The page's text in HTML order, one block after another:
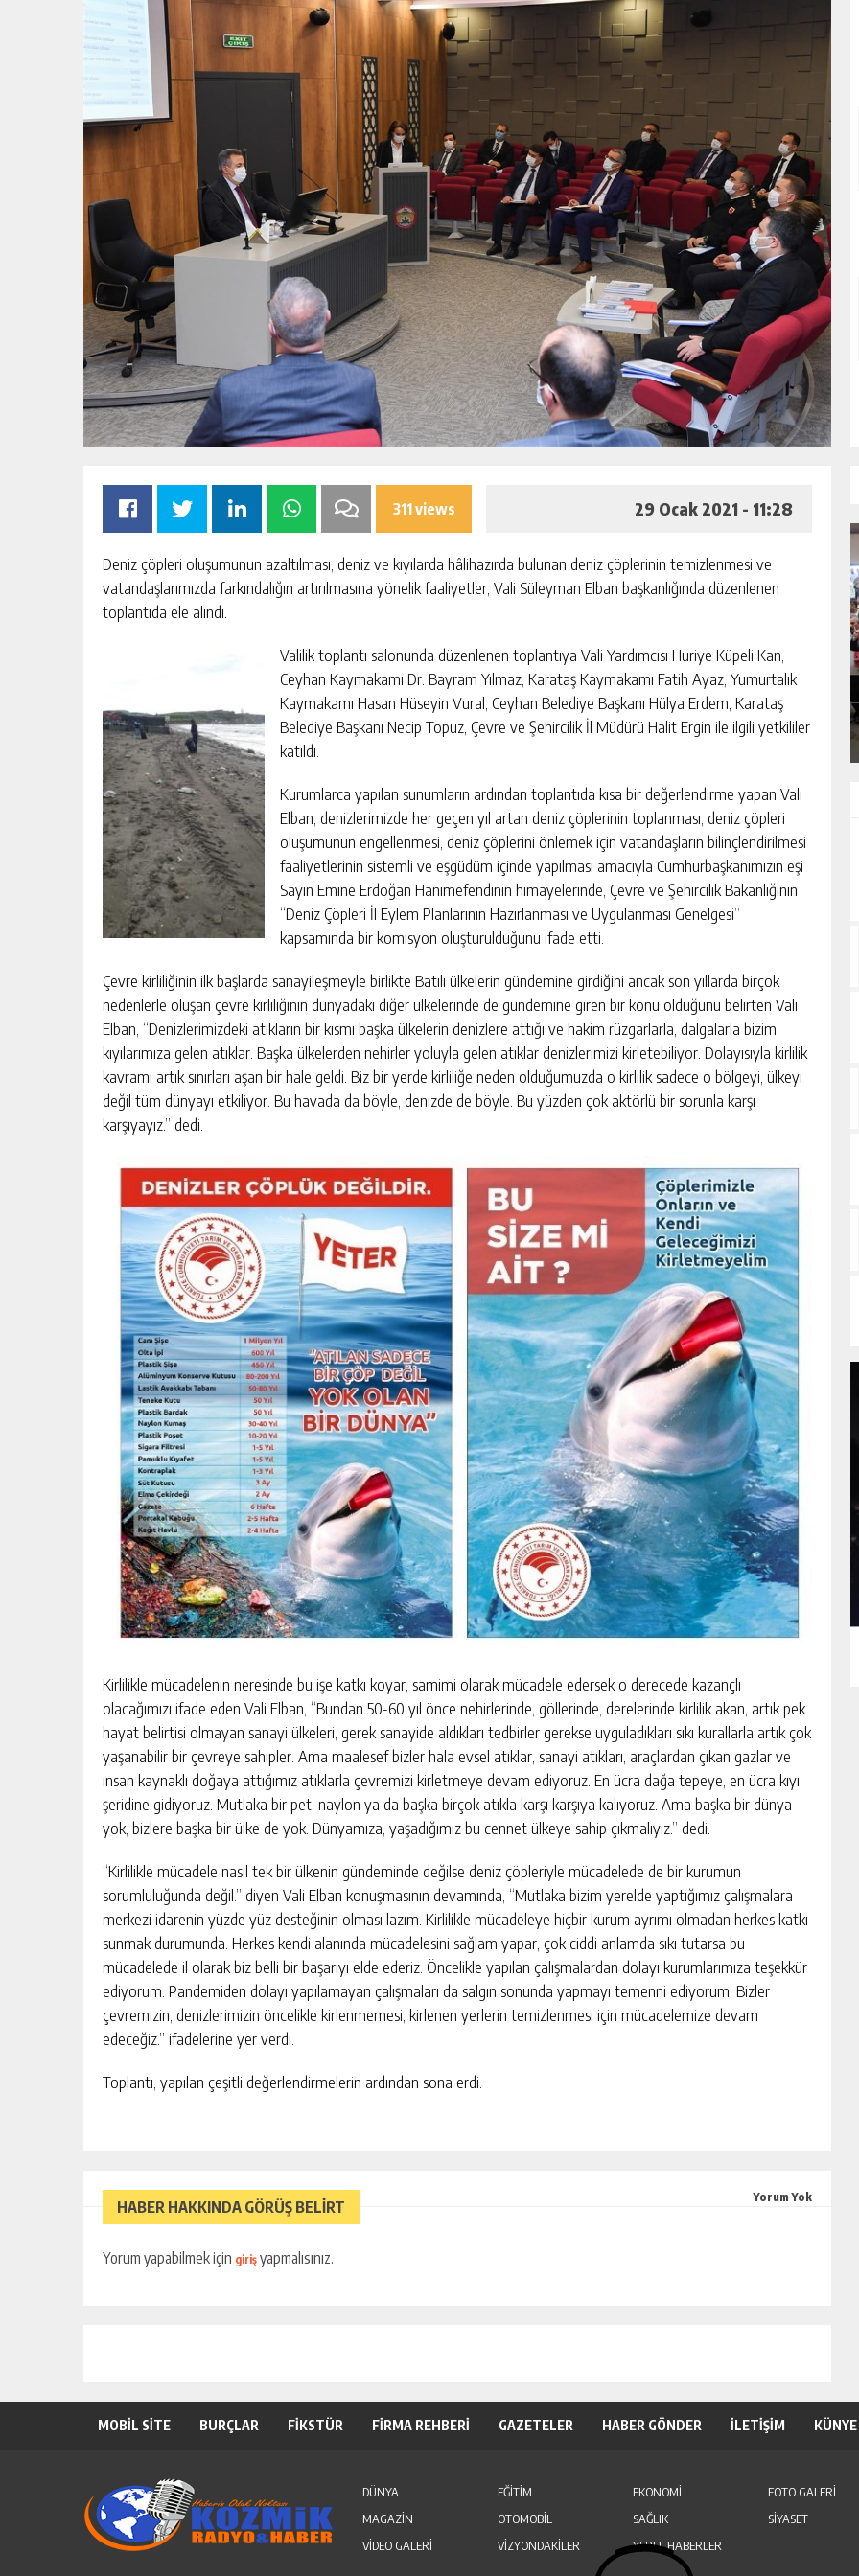
311 views 29 Ocak 2021 - 11:28
Deniz çöpleri oluşumunun azaltılması, deniz ve kıyılarda hâlihazırda bulunan deniz çöplerinin temizlenmesi ve
vatandaşlarımızda farkındalığın artırılmasına yönelik faaliyetler, Vali Süleyman Elban başkanlığında düzenlenen
toplantıda ele alındı.
Valilik toplantı salonunda düzenlenen toplantıya Vali Yardımcısı Huriye Küpeli Kan,
Ceyhan Kaymakamı Dr. Bayram Yılmaz, Karataş Kaymakamı Fatih Ayaz, Yumurtalık
Kaymakamı Hasan Hüseyin Vural, Ceyhan Belediye Başkanı Hülya Erdem, Karataş
Belediye Başkanı Necip Topuz, Çevre ve Şehircilik İl Müdürü Halit Ergin ile ilgili yetkililer
katıldı.
Kurumlarca yapılan sunumların ardından toplantıda kısa bir değerlendirme yapan Vali
Elban; denizlerimizde her geçen yıl artan deniz çöplerinin toplanması, deniz çöpleri
oluşumunun engellenmesi, deniz çöplerini önlemek için vatandaşların bilinçlendirilmesi
faaliyetlerinin sistemli ve eşgüdüm içinde yapılması amacıyla Cumhurbaşkanımızın eşi
Sayın Emine Erdoğan Hanımefendinin himayelerinde, Çevre ve Şehircilik Bakanlığının
“Deniz Çöpleri İl Eylem Planlarının Hazırlanması ve Uygulanması Genelgesi”
kapsamında bir komisyon oluşturulduğunu ifade etti.
Çevre kirliliğinin ilk başlarda sanayileşmeyle birlikte Batılı ülkelerin gündemine girdiğini ancak son yıllarda birçok
nedenlerle oluşan çevre kirliliğinin dünyadaki diğer ülkelerinde de gündemine giren bir konu olduğunu belirten Vali
Elban, “Denizlerimizdeki atıkların bir kısmı başka ülkelerin denizlere attığı ve hakim rüzgarlarla, dalgalarla bizim
kıyılarımıza gelen atıklar. Başka ülkelerden nehirler yoluyla gelen atıklar denizlerimizi kirletebiliyor. Dolayısıyla kirlilik
kavramı artık sınırları aşan bir hale geldi. Biz bir yerde kirliliğe neden olduğumuzda o kirlilik sadece o bölgeyi, ülkeyi
değil tüm dünyayı etkiliyor. Bu havada da böyle, denizde de böyle. Bu yüzden çok aktörlü bir sorunla karşı
karşıyayız.” dedi.
Kirlilikle mücadelenin neresinde bu işe katkı koyar, samimi olarak mücadele edersek o derecede kazançlı
olacağımızı ifade eden Vali Elban, “Bundan 50-60 yıl önce nehirlerinde, göllerinde, derelerinde kirlilik akan, artık pek
hayat belirtisi olmayan sanayi ülkeleri, gerek sanayide aldıkları tedbirler gerekse uyguladıkları sıkı kurallarla artık çok
yaşanabilir bir çevreye sahipler. Ama maalesef bizler hala evsel atıklar, sanayi atıkları, araçlardan çıkan gazlar ve
insan kaynaklı doğaya attığımız atıklarla çevremizi kirletmeye devam ediyoruz. En ücra dağa tepeye, en ücra kıyı
şeridine gidiyoruz. Mutlaka bir pet, naylon ya da başka birçok atıkla karşı karşıya kalıyoruz. Ama başka bir dünya
yok, bizlere başka bir ülke de yok. Dünyamıza, yaşadığımız bu cennet ülkeye sahip çıkmalıyız.” dedi.
“Kirlilikle mücadele nasıl tek bir ülkenin gündeminde değilse deniz çöpleriyle mücadelede de bir kurumun
sorumluluğunda değil.” diyen Vali Elban konuşmasının devamında, “Mutlaka bizim yerelde yaptığımız çalışmalara
merkezi idarenin yüzde yüz desteğinin olması lazım. Kirlilikle mücadeleye hiçbir kurum ayrımı olmadan herkes katkı
sunmak durumunda. Herkes kendi alanında mücadelesini sağlam yapar, çok ciddi anlamda sıkı tutarsa bu
mücadelede il olarak biz belli bir başarıyı elde ederiz. Öncelikle yapılan çalışmalardan dolayı kurumlarımıza teşekkür
ediyorum. Pandemiden dolayı yapılamayan çalışmaları da salgın sonunda yapmayı temenni ediyorum. Bizler
çevremizin, denizlerimizin öncelikle kirlenmemesi, kirlenen yerlerin temizlenmesi için mücadelemize devam
edeceğiz.” ifadelerine yer verdi.
Toplantı, yapılan çeşitli değerlendirmelerin ardından sona erdi.
HABER HAKKINDA GÖRÜŞ BELİRT
Yorum Yok
Yorum yapabilmek için giriş yapmalısınız.
GÜNLÜK HABER AKIŞI
SIK ARIZALANAN IÇME SUYU HATTI
GÜNLÜK HABER AKIŞI
MHP ADANA’DA 15 İLÇE KONGRESINI
TAMAMLADI
MOBİL SİTE BURÇLAR FİKSTÜR FİRMA REHBERİ GAZETELER HABER GÖNDER İLETİŞİM KÜNYE
DÜNYA EĞİTİM EKONOMİ FOTO GALERİ
MAGAZİN
OTOMOBİL SAĞLIK SİYASET
VİDEO GALERİ
VİZYONDAKİLER YEREL HABERLER